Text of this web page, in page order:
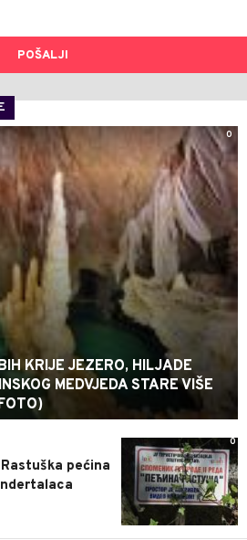
POŠALJI
0
KRIJE JEZERO, HILJADE
MEDVJEDA STARE VIŠE
0
pećina